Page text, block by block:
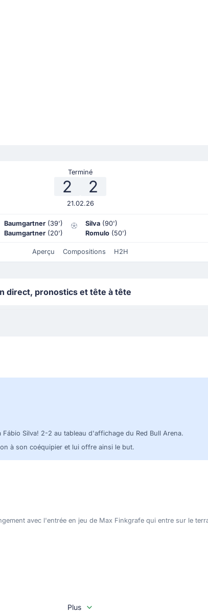
Terminé
2 2
21.02.26
Baumgartner (39')
Baumgartner (20')
Silva (90')
Romulo (50')
Aperçu Compositions H2H
direct, pronostics et tête à tête
Silva! 2-2 au tableau d'affichage du Red Bull Arena.
à son coéquipier et lui offre ainsi le but.
avec l'entrée en jeu de Max Finkgrafe qui entre sur le
Plus